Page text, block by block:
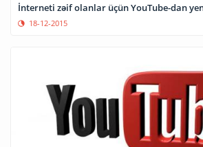
İnterneti zəif olanlar üçün YouTube-dan
18-12-2015